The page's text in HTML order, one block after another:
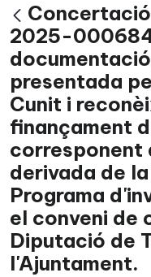
Vés enrere
2025-
presentada
Cunit i
finançament
corresponent
derivada de
Programa
el conveni de
Diputació de
l'Ajuntament.